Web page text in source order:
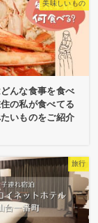
美味しいもの
んな食事を食べ
の私が食べてる
いものをご紹介
旅行